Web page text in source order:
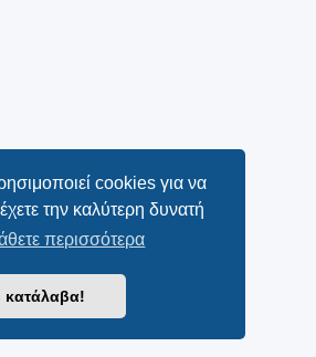
cookies για να
την καλύτερη δυνατή
περισσότερα
κατάλαβα!